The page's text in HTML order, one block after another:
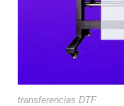
transferencias DTF